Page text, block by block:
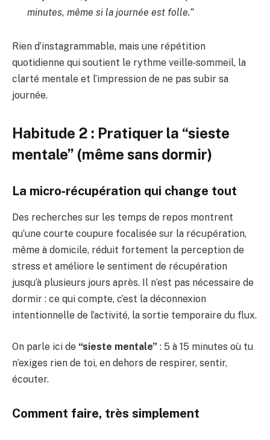
minutes, même si la journée est folle.”
Rien d’instagrammable, mais une répétition
quotidienne qui soutient le rythme veille‑sommeil, la
clarté mentale et l’impression de ne pas subir sa
journée.
Habitude 2 : Pratiquer la “sieste
mentale” (même sans dormir)
La micro‑récupération qui change tout
Des recherches sur les temps de repos montrent
qu’une courte coupure focalisée sur la récupération,
même à domicile, réduit fortement la perception de
stress et améliore le sentiment de récupération
jusqu’à plusieurs jours après. Il n’est pas nécessaire de
dormir : ce qui compte, c’est la déconnexion
intentionnelle de l’activité, la sortie temporaire du flux.
On parle ici de “sieste mentale” : 5 à 15 minutes où tu
n’exiges rien de toi, en dehors de respirer, sentir,
écouter.
Comment faire, très simplement